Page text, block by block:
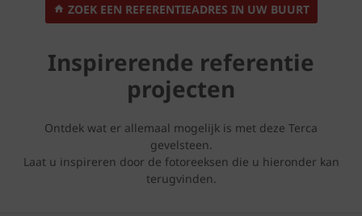
ZOEK EEN REFERENTIEADRES IN UW BUURT
Inspirerende referentie
projecten
Ontdek wat er allemaal mogelijk is met deze Terca
gevelsteen.
Laat u inspireren door de fotoreeksen die u hieronder kan
terugvinden.